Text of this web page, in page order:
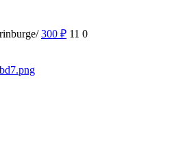
300 ₽ 11 0